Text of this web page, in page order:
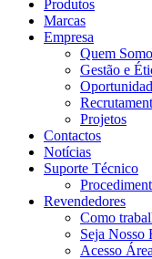
Produtos
Marcas
Empresa
Quem
Gestão e
Projetos
Contactos
Notícias
Suporte Técnico
Revendedores
Como
Seja Nosso
Acesso